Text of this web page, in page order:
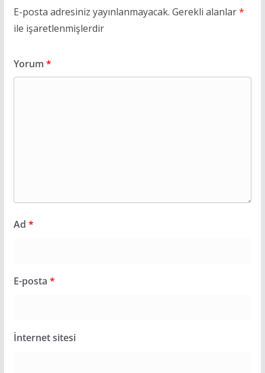
E-posta adresiniz yayınlanmayacak. Gerekli alanlar*
ile işaretlenmişlerdir
Yorum *
Ad *
E-posta *
İnternet sitesi